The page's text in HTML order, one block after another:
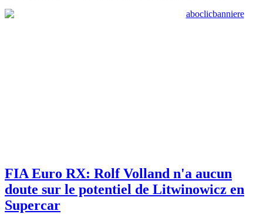
FIA Euro RX: Rolf Volland n'a aucun
doute sur le potentiel de Litwinowicz en
Supercar